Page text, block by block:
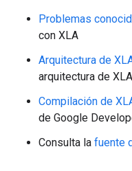
Problemas
con XLA
Arquitectura de
arquitectura de XLA
Compilación de
de Google
Consulta la fuente